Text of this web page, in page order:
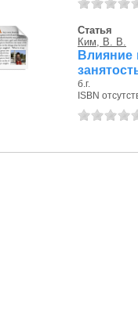
Статья
Ким, В. В.
Влияние
б.г.
ISBN